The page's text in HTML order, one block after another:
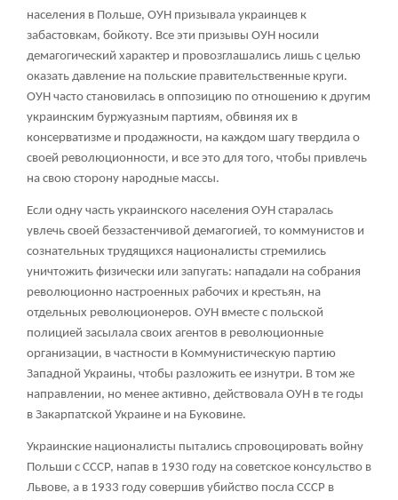
населения в Польше, ОУН призывала украинцев к
забастовкам, бойкоту. Все эти призывы ОУН носили
демагогический характер и провозглашались лишь с целью
оказать давление на польские правительственные круги.
ОУН часто становилась в оппозицию по отношению к другим
украинским буржуазным партиям, обвиняя их в
консерватизме и продажности, на каждом шагу твердила о
своей революционности, и все это для того, чтобы привлечь
на свою сторону народные массы.
Если одну часть украинского населения ОУН старалась
увлечь своей беззастенчивой демагогией, то коммунистов и
сознательных трудящихся националисты стремились
уничтожить физически или запугать: нападали на собрания
революционно настроенных рабочих и крестьян, на
отдельных революционеров. ОУН вместе с польской
полицией засылала своих агентов в революционные
организации, в частности в Коммунистическую партию
Западной Украины, чтобы разложить ее изнутри. В том же
направлении, но менее активно, действовала ОУН в те годы
в Закарпатской Украине и на Буковине.
Украинские националисты пытались спровоцировать войну
Польши с СССР, напав в 1930 году на советское консульство в
Львове, а в 1933 году совершив убийство посла СССР в